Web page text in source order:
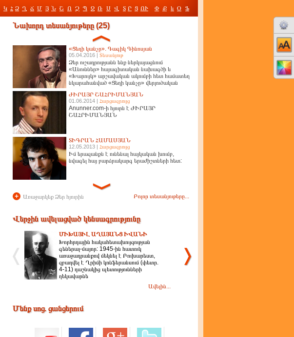
Կ Հ Ձ Ղ Ճ Մ Յ Ն Շ Ո Չ Պ Ջ Ռ Ս Վ Տ Ր Ց ՈՒ Փ Ք և Օ Ֆ
Նախորդ տեսանյութերը (25)
«Ցեղի կանչը». Գագիկ Գինոսյան
05.04.2016 | Տեսանյութ
Ձեր ուշադրությանն ենք ներկայացնում
«Անուններ» հայագիտական նախագծի և
«Խարույկ» արշավական ակումբի հետ համատեղ
նկարահանված «Ցեղի կանչը» վերլուծական
ԺԻՐԱՅՐ ՇԱՀՐԻՄԱՆՅԱՆ
01.06.2014 | Հարցազրույց
Anunner.com-ի հյուրն է ԺԻՐԱՅՐ
ՇԱՀՐԻՄԱՆՅԱՆ
ՏԻԳՐԱՆ ՀԱՄԱՍՅԱՆ
12.05.2013 | Հարցազրույց
Իմ երազանքն է ունենալ հայկական խումբ,
նվագել հայ բարձրակարգ երաժիշտների հետ:
+ Առաջարկեք Ձեր հյուրին Բոլոր տեսանյութերը...
Վերջին ավելացված կենսագրությունը
ՄԻԽԱՅԻԼ ԱՂԱՅԱՆՑ ԻՎԱՆԻ
Խորհրդային հակահետախույզության
գեներալ-մայոր: 1945-ին հատուկ
առաջադրանքով մեկնել է Բուխարեստ,
զբաղվել է Ղրիմի կոնֆերանսում (փետր.
4-11) դաշնակից պետությունների
ղեկավարնե
Ավելին...
Մենք սոց. ցանցերում